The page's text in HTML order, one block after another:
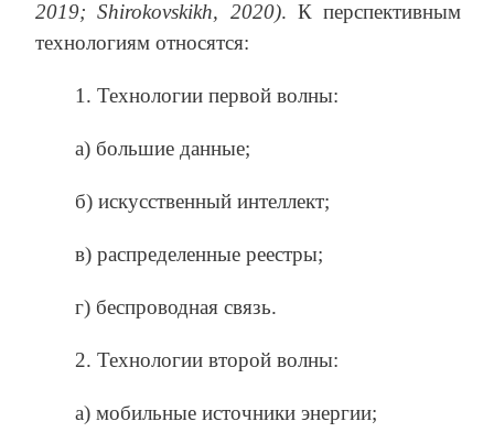
2019; Shirokovskikh, 2020). К перспективным
технологиям относятся:
1. Технологии первой волны:
а) большие данные;
б) искусственный интеллект;
в) распределенные реестры;
г) беспроводная связь.
2. Технологии второй волны:
а) мобильные источники энергии;